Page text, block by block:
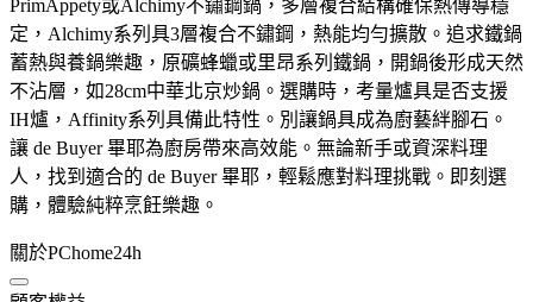
PrimAppety或Alchimy不鏽鋼鍋，多層複合結構確保熱傳導穩
定，Alchimy系列具3層複合不鏽鋼，熱能均勻擴散。追求鐵鍋
蓄熱與養鍋樂趣，原礦蜂蠟或里昂系列鐵鍋，開鍋後形成天然
不沾層，如28cm中華北京炒鍋。選購時，考量爐具是否支援
IH爐，Affinity系列具備此特性。別讓鍋具成為廚藝絆腳石。
讓 de Buyer 畢耶為廚房帶來高效能。無論新手或資深料理
人，找到適合的 de Buyer 畢耶，輕鬆應對料理挑戰。即刻選
購，體驗純粹烹飪樂趣。
關於PChome24h